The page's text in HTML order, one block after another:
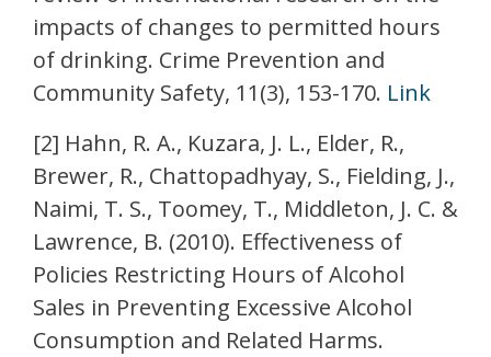
impacts of changes to permitted hours
of drinking. Crime Prevention and
Community Safety, 11(3), 153-170. Link
[2] Hahn, R. A., Kuzara, J. L., Elder, R.,
Brewer, R., Chattopadhyay, S., Fielding, J.,
Naimi, T. S., Toomey, T., Middleton, J. C. &
Lawrence, B. (2010). Effectiveness of
Policies Restricting Hours of Alcohol
Sales in Preventing Excessive Alcohol
Consumption and Related Harms.